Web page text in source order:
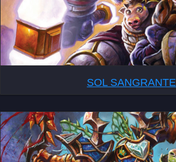
SOL SANGRANTE